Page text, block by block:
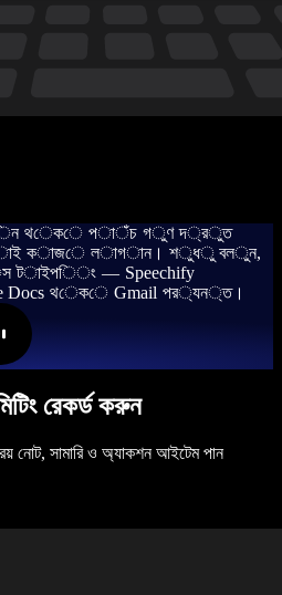
ন থেকে পাঁচ গুণ দ্রুত
ই কাজে লাগান। শুধু বলুন,
স টাইপিং — Speechify
Docs থেকে Gmail পর্যন্ত।
রেকর্ড করুন
নোট, সামারি ও অ্যাকশন আইটেম পান